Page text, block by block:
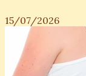
15/07/2026